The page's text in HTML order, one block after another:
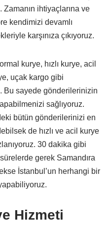
ihtiyaçlarına ve
kendimizi devamlı
karşınıza çıkıyoruz.
kurye, hızlı kurye, acil
uçak kargo gibi
Bu sayede gönderilerinizin
sağlıyoruz.
bütün gönderilerinizi en
de hızlı ve acil kurye
30 dakika gibi
gerek Samandıra
İstanbul’un herhangi bir
Hizmeti